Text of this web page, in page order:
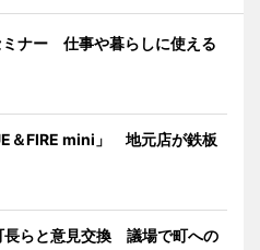
ナー 仕事や暮らしに使える
＆FIRE mini」 地元店が鉄板
長らと意見交換 議場で町への